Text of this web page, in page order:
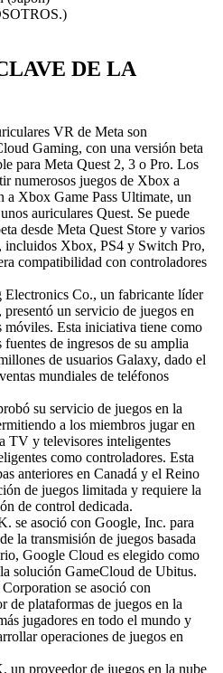
DE LA
VR de Meta son
Gaming, con una versión beta
para Meta Quest 2, 3 o Pro. Los
numerosos juegos de Xbox a
a Xbox Game Pass Ultimate, un
auriculares Quest. Se puede
desde Meta Quest Store y varios
incluidos Xbox, PS4 y Switch Pro,
compatibilidad con controladores
Electronics Co., un fabricante líder
un servicio de juegos en
móviles. Esta iniciativa tiene como
de ingresos de su amplia
de usuarios Galaxy, dado el
mundiales de teléfonos
su servicio de juegos en la
a los miembros jugar en
TV y televisores inteligentes
como controladores. Esta
anteriores en Canadá y el Reino
de juegos limitada y requiere la
de control dedicada.
se asoció con Google, Inc. para
la transmisión de juegos basada
Google Cloud es elegido como
solución GameCloud de Ubitus.
se asoció con
de plataformas de juegos en la
jugadores en todo el mundo y
operaciones de juegos en
un proveedor de juegos en la nube